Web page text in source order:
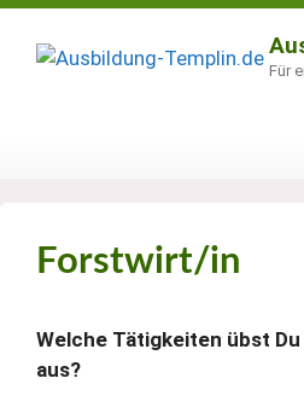
Zum
Inhalt
Für
Forstwirt/in
Welche Tätigkeiten übst
aus?